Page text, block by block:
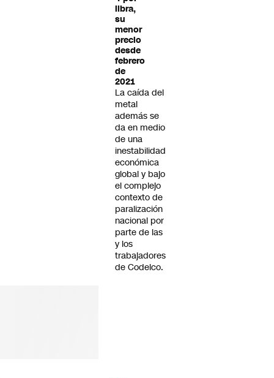
libra,
su
menor
precio
desde
febrero
de
2021
La caída del
metal
además se
da en medio
de una
inestabilidad
económica
global y bajo
el complejo
contexto de
paralización
nacional por
parte de las
y los
trabajadores
de Codelco.